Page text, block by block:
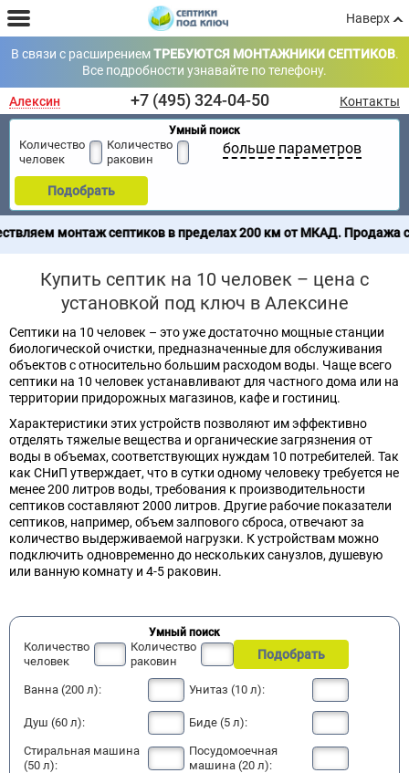
Наверх
В связи с расширениемТРЕБУЮТСЯ МОНТАЖНИКИ СЕПТИКОВ.
Все подробности узнавайте по телефону.
Алексин +7 (495) 324-04-50 Контакты
Умный поиск
Количество
человек
Количество
раковин
больше параметров
Подобрать
септиков в пределах 200 км от МКАД. Продажа септиков по
Купить септик на 10 человек – цена с
установкой под ключ в Алексине
Септики на 10 человек – это уже достаточно мощные станции
биологической очистки, предназначенные для обслуживания
объектов с относительно большим расходом воды. Чаще всего
септики на 10 человек устанавливают для частного дома или на
территории придорожных магазинов, кафе и гостиниц.
Характеристики этих устройств позволяют им эффективно
отделять тяжелые вещества и органические загрязнения от
воды в объемах, соответствующих нуждам 10 потребителей. Так
как СНиП утверждает, что в сутки одному человеку требуется не
менее 200 литров воды, требования к производительности
септиков составляют 2000 литров. Другие рабочие показатели
септиков, например, объем залпового сброса, отвечают за
количество выдерживаемой нагрузки. К устройствам можно
подключить одновременно до нескольких санузлов, душевую
или ванную комнату и 4-5 раковин.
Умный поиск
Количество
человек
Количество
раковин
Подобрать
Ванна (200 л): Унитаз (10 л):
Душ (60 л): Биде (5 л):
Стиральная машина
(50 л):
Посудомоечная
машина (20 л):